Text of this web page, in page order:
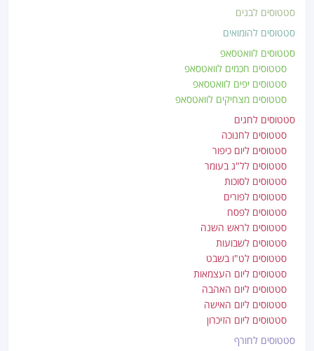
סטטוסים לבנים
סטטוסים להומואים
סטטוסים לוואטסאפ
סטטוסים חכמים לוואטסאפ
סטטוסים יפים לוואטסאפ
סטטוסים מצחיקים לוואטסאפ
סטטוסים לחגים
סטטוסים לחנוכה
סטטוסים ליום כיפור
סטטוסים לל"ג בעומר
סטטוסים לסוכות
סטטוסים לפורים
סטטוסים לפסח
סטטוסים לראש השנה
סטטוסים לשבועות
סטטוסים לט"ו בשבט
סטטוסים ליום העצמאות
סטטוסים ליום האהבה
סטטוסים ליום האישה
סטטוסים ליום הזיכרון
סטטוסים לחורף